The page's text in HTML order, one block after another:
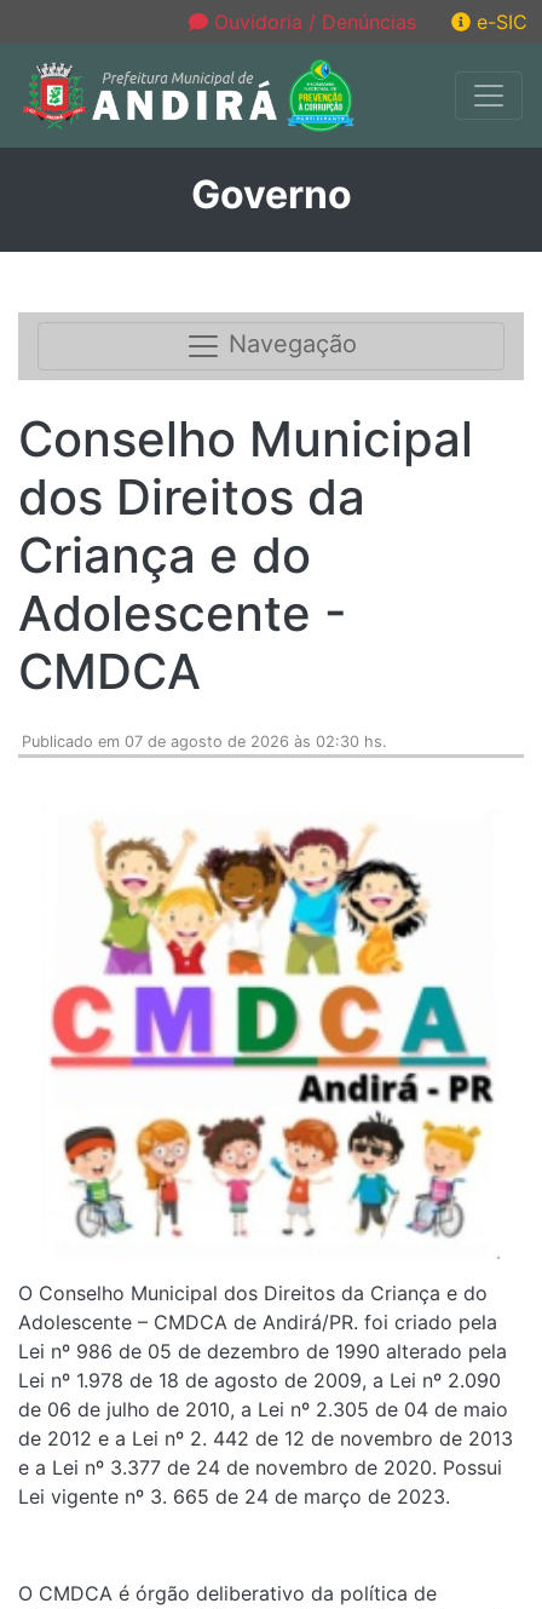
Ouvidoria / Denúncias e-SIC
Governo
Navegação
Conselho Municipal
dos Direitos da
Criança e do
Adolescente -
CMDCA
Publicado em 07 de agosto de 2026 às 02:30 hs.
O Conselho Municipal dos Direitos da Criança e do
Adolescente – CMDCA de Andirá/PR. foi criado pela
Lei nº 986 de 05 de dezembro de 1990 alterado pela
Lei nº 1.978 de 18 de agosto de 2009, a Lei nº 2.090
de 06 de julho de 2010, a Lei nº 2.305 de 04 de maio
de 2012 e a Lei nº 2. 442 de 12 de novembro de 2013
e a Lei nº 3.377 de 24 de novembro de 2020. Possui
Lei vigente nº 3. 665 de 24 de março de 2023.
O CMDCA é órgão deliberativo da política de